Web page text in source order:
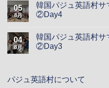
05
8月
韓国パジュ英語村
②Day4
04
8月
韓国パジュ英語村
②Day3
パジュ英語村について